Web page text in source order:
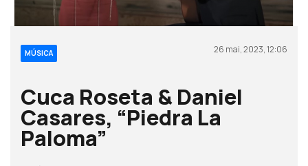
MÚSICA 26 mai, 2023, 12:06
Cuca Roseta & Daniel
Casares, “Piedra La
Paloma”